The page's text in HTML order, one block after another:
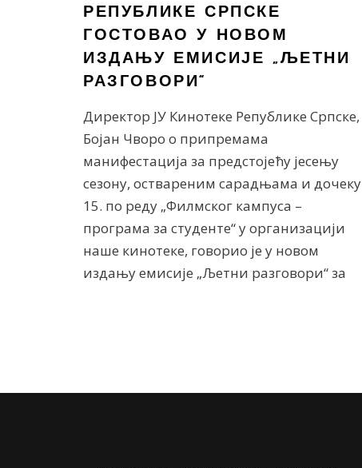
РЕПУБЛИКЕ СРПСКЕ
ГОСТОВАО У НОВОМ
ИЗДАЊУ ЕМИСИЈЕ „ЉЕТНИ
РАЗГОВОРИ“
Директор ЈУ Кинотеке Републике Српске,
Бојан Чворо о припремама
манифестација за предстојећу јесењу
сезону, оствареним сарадњама и дочеку
15. по реду „Филмског кампуса –
програма за студенте“ у организацији
наше кинотеке, говорио је у новом
издању емисије „Љетни разговори“ за